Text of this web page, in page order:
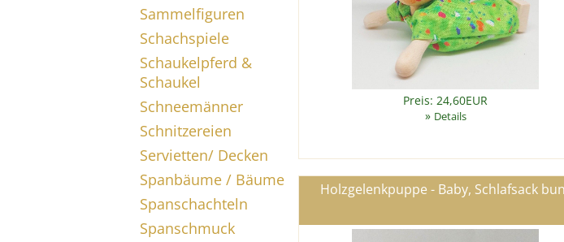
Sammelfiguren
Schachspiele
Schaukelpferd &
Schaukel
Schneemänner
Schnitzereien
Servietten/ Decken
Spanbäume / Bäume
Spanschachteln
Spanschmuck
Preis: 24,60EUR
» Details
Holzgelenkpuppe - Baby, Schlafsack